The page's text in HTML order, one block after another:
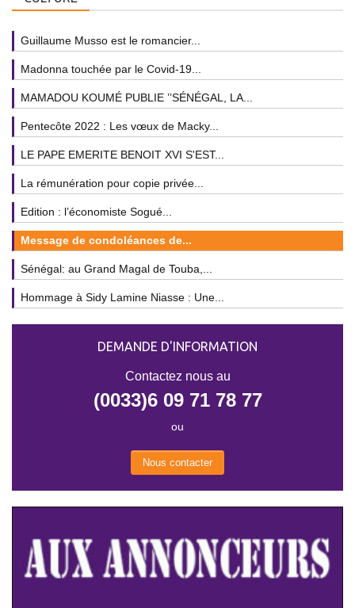
Guillaume Musso est le romancier...
Madonna touchée par le Covid-19...
MAMADOU KOUMÉ PUBLIE ’’SÉNÉGAL, LA...
Pentecôte 2022 : Les vœux de Macky...
LE PAPE EMERITE BENOIT XVI S'EST...
La rémunération pour copie privée...
Edition : l’économiste Sogué...
Message de condoléances de...
Sénégal: au Grand Magal de Touba,...
Hommage à Sidy Lamine Niasse : Une...
DEMANDE D'INFORMATION
Contactez nous au
(0033)6 09 71 78 77
ou
Nous contacter